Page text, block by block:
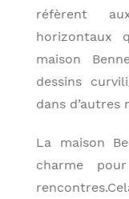
réfèrent
horizontaux
maison
dessins
dans d’autres
La maison
charme